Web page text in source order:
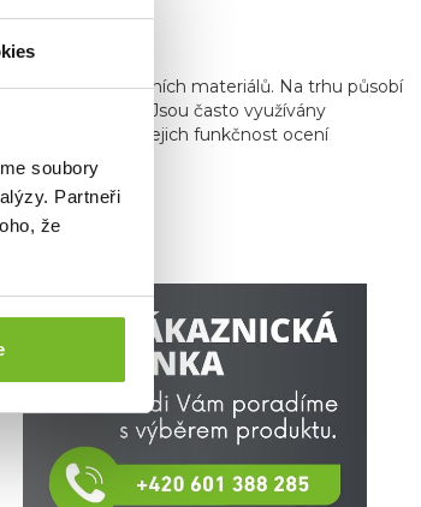
soubory
Partneři
že
z prvotřídních materiálů. Na trhu působí
záruka 25 let. Jsou často využívány
expedicích. Jejich funkčnost ocení